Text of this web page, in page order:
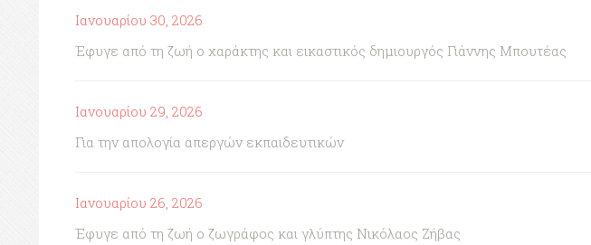
Ιανουαρίου 30, 2026
Έφυγε από τη ζωή ο χαράκτης και εικαστικός δημιουργός Γιάννης Μπουτέας
Ιανουαρίου 29, 2026
Για την απολογία απεργών εκπαιδευτικών
Ιανουαρίου 26, 2026
Έφυγε από τη ζωή ο ζωγράφος και γλύπτης Νικόλαος Ζήβας